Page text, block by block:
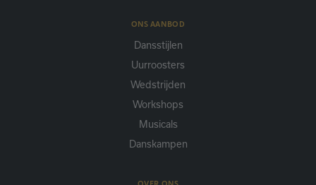
ONS AANBOD
Dansstijlen
Uurroosters
Wedstrijden
Workshops
Musicals
Danskampen